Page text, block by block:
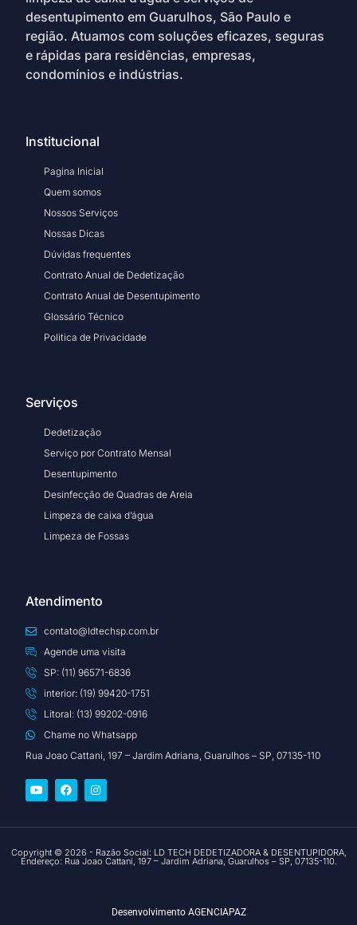
desentupimento em Guarulhos, São Paulo e
região. Atuamos com soluções eficazes, seguras
e rápidas para residências, empresas,
condomínios e indústrias.
Institucional
Pagina Inicial
Quem somos
Nossos Serviços
Nossas Dicas
Dúvidas frequentes
Contrato Anual de Dedetização
Contrato Anual de Desentupimento
Glossário Técnico
Politica de Privacidade
Serviços
Dedetização
Serviço por Contrato Mensal
Desentupimento
Desinfecção de Quadras de Areia
Limpeza de caixa d’água
Limpeza de Fossas
Atendimento
contato@ldtechsp.com.br
Agende uma visita
SP: (11) 96571-6836
interior: (19) 99420-1751
Litoral: (13) 99202-0916
Chame no Whatsapp
Rua Joao Cattani, 197 – Jardim Adriana, Guarulhos – SP, 07135-110
Copyright © 2026 - Razão Social: LD TECH DEDETIZADORA & DESENTUPIDORA,
Endereço: Rua Joao Cattani, 197 – Jardim Adriana, Guarulhos – SP, 07135-110.
Desenvolvimento AGENCIAPAZ